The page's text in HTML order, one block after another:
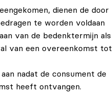
dienen de door
te worden voldaan
van de bedenktermijn als
van een overeenkomst tot
nadat de consument de
heeft ontvangen.